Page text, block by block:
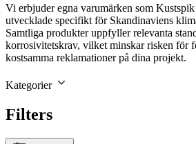
Vi erbjuder egna varumärken som
utvecklade specifikt för Skandinaviens
Samtliga produkter uppfyller relevanta
korrosivitetskrav, vilket minskar risken för
kostsamma reklamationer på dina projekt.
Kategorier
Filters